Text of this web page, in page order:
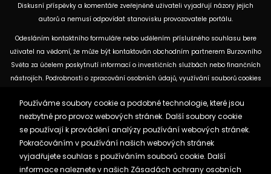
Diskusní příspěvky a komentáře zveřejněné uživateli vyjadřují názory jejich
autorů a nemusí odpovídat stanovisku provozovatele portálu.
Odesláním kontaktního formuláře nebo udělením příslušného souhlasu bere
uživatel na vědomí, že může být kontaktován obchodním partnerem Burzovního
Světa za účelem poskytnutí informací o investičních službách nebo finančních
nástrojích. Podrobnosti o zpracování osobních údajů, využívání souborů cookies
dostupných na těchto internetových stránkách. U jednotlivých článků mohou
být uvedeny informace o použitých zdrojích, datu původní analýzy nebo datu,
ke kterému se vztahují uvedené tržní údaje.
Zásady ochrany osobních údajů a cookies
Používáme soubory cookie a podobné technologie, které jsou
nezbytné pro provoz webových stránek. Další soubory cookie
se používají k provádění analýzy používání webových stránek.
Pokračováním v používání našich webových stránek
vyjadřujete souhlas s používáním souborů cookie. Další
informace naleznete v našich Zásadách ochrany osobních